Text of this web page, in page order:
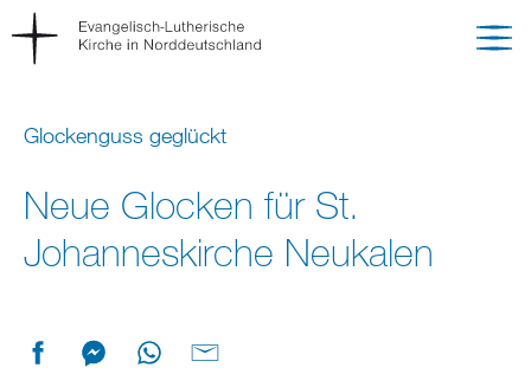
Glockenguss geglückt
Neue Glocken für St.
Johanneskirche Neukalen